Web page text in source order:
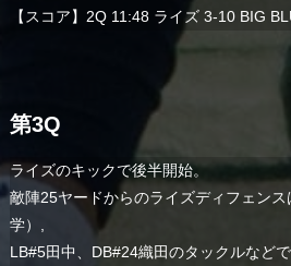
【スコア】2Q 11:48 ライズ 3-10 BIG
第3Q
ライズのキックで後半開始。
敵陣25ヤードからのライズディフェン
学）,
LB#5田中、DB#24織田のタックルなど